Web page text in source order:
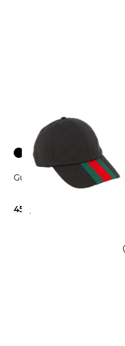
Gucci | Herren Kappe
450,00 €